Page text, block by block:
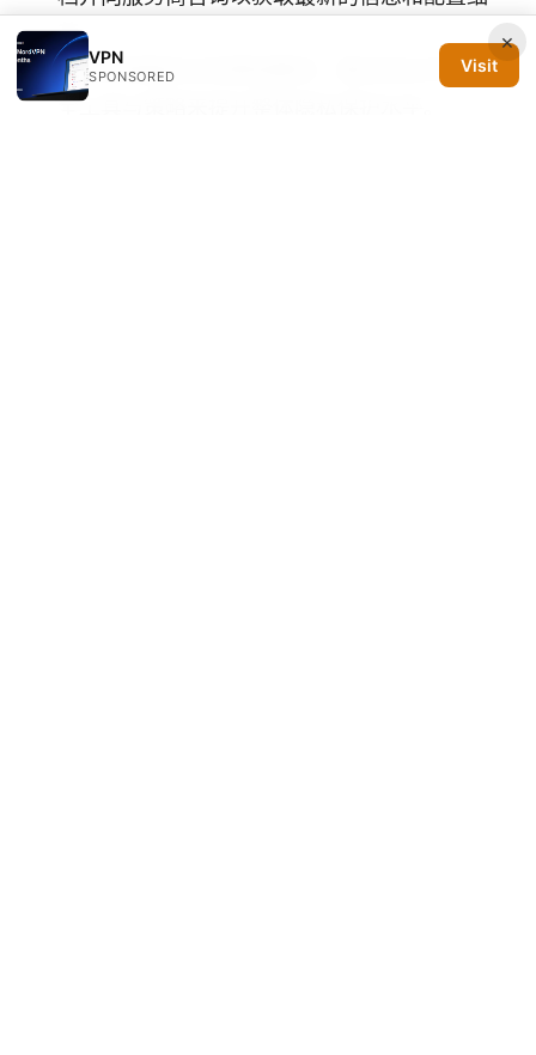
节。
若你对网络安全有更高要求，建议结合多种安
全工具与策略来提升整体隐私保护水平。
×
VPN
SPONSORED
Visit